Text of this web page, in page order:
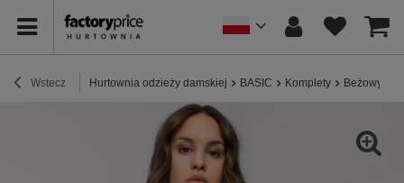
Wstecz Hurtownia odzieży damskiej BASIC Komplety Beżowy